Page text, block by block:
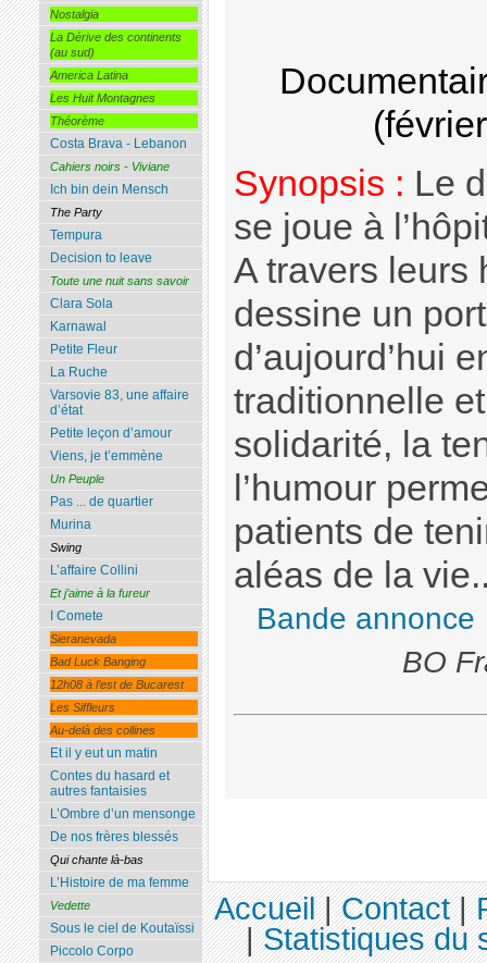
Synopsis : Le
se joue à
A travers leurs
dessine un
d’aujourd’hui
traditionnelle
solidarité, la
l’humour
patients de
aléas de la
Bande annonce
BO
Nostalgia
La Dérive des continents
(au sud)
America Latina
Les Huit Montagnes
Théorème
Costa Brava - Lebanon
Cahiers noirs - Viviane
Ich bin dein Mensch
The Party
Tempura
Decision to leave
Toute une nuit sans savoir
Clara Sola
Karnawal
Petite Fleur
La Ruche
Varsovie 83, une affaire
d’état
Petite leçon d’amour
Viens, je t’emmène
Un Peuple
Pas ... de quartier
Murina
Swing
L’affaire Collini
Et j’aime à la fureur
I Comete
Sieranevada
Bad Luck Banging
12h08 à l’est de Bucarest
Les Siffleurs
Au-delà des collines
Et il y eut un matin
Contes du hasard et
autres fantaisies
L’Ombre d’un mensonge
De nos frères blessés
Qui chante là-bas
L’Histoire de ma femme
Vedette
Sous le ciel de Koutaïssi
Piccolo Corpo
Accueil|Contact|
|Statistiques du